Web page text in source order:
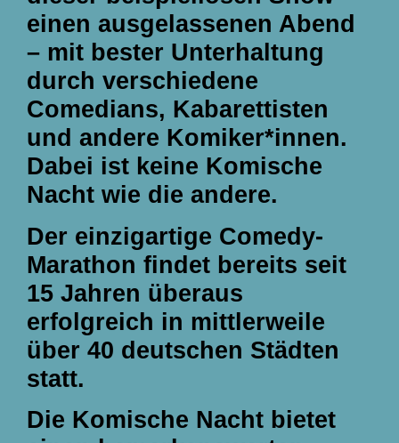
einen ausgelassenen Abend
– mit bester Unterhaltung
durch verschiedene
Comedians, Kabarettisten
und andere Komiker*innen.
Dabei ist keine Komische
Nacht wie die andere.
Der einzigartige Comedy-
Marathon findet bereits seit
15 Jahren überaus
erfolgreich in mittlerweile
über 40 deutschen Städten
statt.
Die Komische Nacht bietet